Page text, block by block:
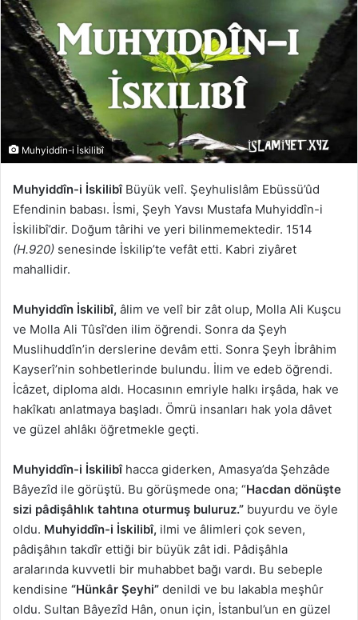
Muhyiddîn-i İskilibî
Muhyiddîn-i İskilibîBüyük velî. Şeyhulislâm Ebüssü’ûd
Efendinin babası. İsmi, Şeyh Yavsı Mustafa Muhyiddîn-i
İskilibî’dir. Doğum târihi ve yeri bilinmemektedir. 1514
(H.920) senesinde İskilip’te vefât etti. Kabri ziyâret
mahallidir.
Muhyiddîn İskilibî, âlim ve velî bir zât olup, Molla Ali Kuşcu
ve Molla Ali Tûsî’den ilim öğrendi. Sonra da Şeyh
Muslihuddîn’in derslerine devâm etti. Sonra Şeyh İbrâhim
Kayserî’nin sohbetlerinde bulundu. İlim ve edeb öğrendi.
İcâzet, diploma aldı. Hocasının emriyle halkı irşâda, hak ve
hakîkatı anlatmaya başladı. Ömrü insanları hak yola dâvet
ve güzel ahlâkı öğretmekle geçti.
Muhyiddîn-i İskilibîhacca giderken, Amasya’da Şehzâde
Bâyezîd ile görüştü. Bu görüşmede ona; “Hacdan dönüşte
sizi pâdişâhlık tahtına oturmuş buluruz.” buyurdu ve öyle
oldu. Muhyiddîn-i İskilibî, ilmi ve âlimleri çok seven,
pâdişâhın takdîr ettiği bir büyük zât idi. Pâdişâhla
aralarında kuvvetli bir muhabbet bağı vardı. Bu sebeple
kendisine “Hünkâr Şeyhi” denildi ve bu lakabla meşhûr
oldu. Sultan Bâyezîd Hân, onun için, İstanbul’un en güzel